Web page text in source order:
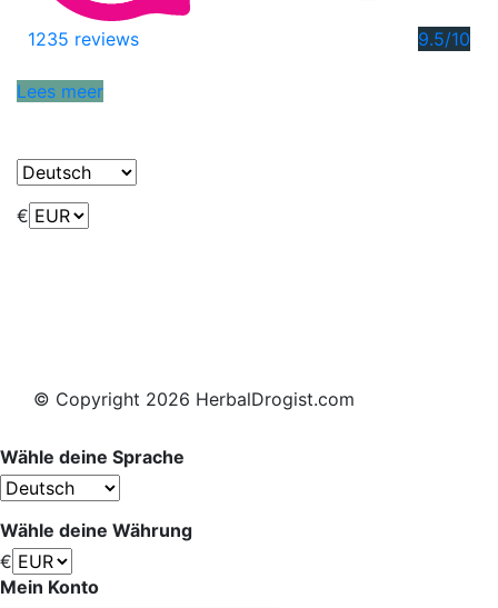
1235 reviews 9.5/10
Lees meer
€
© Copyright 2026 HerbalDrogist.com
Wähle deine Sprache
Wähle deine Währung
€
Mein Konto